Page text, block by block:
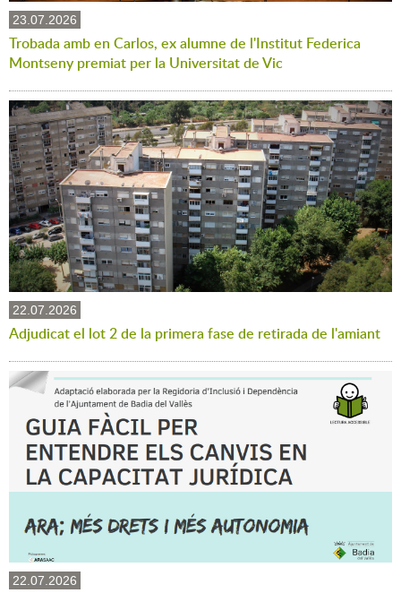
23.07.2026
Trobada amb en Carlos, ex alumne de l'Institut Federica
Montseny premiat per la Universitat de Vic
22.07.2026
Adjudicat el lot 2 de la primera fase de retirada de l'amiant
22.07.2026